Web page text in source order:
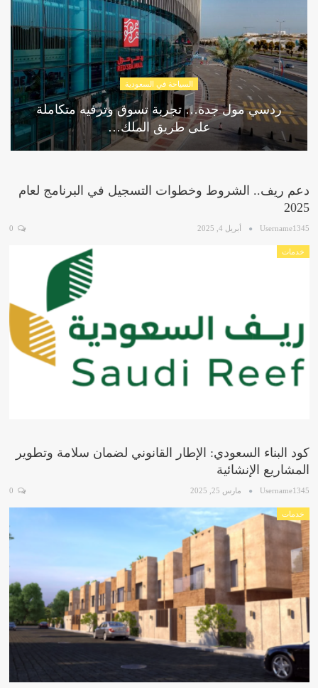
السياحة في السعودية
ردسي مول جدة… تجربة تسوق وترفيه متكاملة
على طريق الملك…
دعم ريف.. الشروط وخطوات التسجيل في البرنامج لعام
2025
Username1345 أبريل 4, 2025
خدمات
كود البناء السعودي: الإطار القانوني لضمان سلامة وتطوير
المشاريع الإنشائية
Username1345 مارس 25, 2025
خدمات